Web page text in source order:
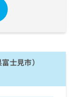
士見市）